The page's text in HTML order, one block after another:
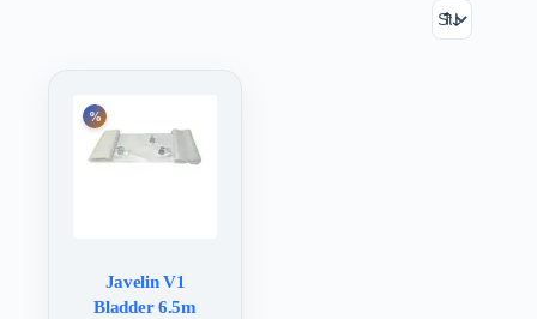
Javelin V1
Bladder 6.5m